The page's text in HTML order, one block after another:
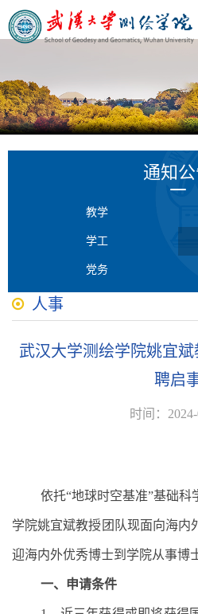
通知
教学
学工
党务
人事
武汉大学测绘学院姚宜
聘启
时间：
依托“地球时空基准”基础科
学院姚宜斌教授团队现面向海内
迎海内外优秀博士到学院从事博
一、申请条件